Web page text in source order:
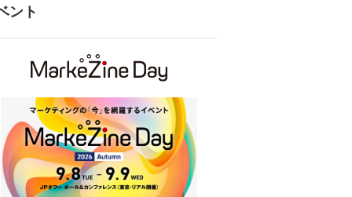
ント